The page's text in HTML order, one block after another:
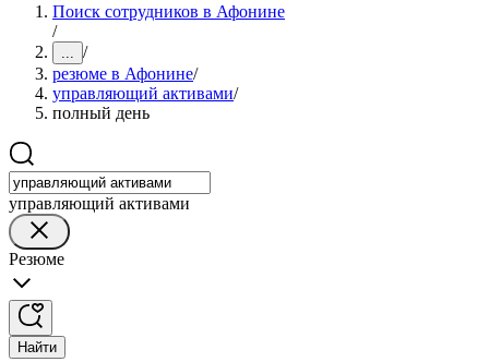
Поиск сотрудников в Афонине
/
... /
резюме в Афонине/
управляющий активами/
полный день
управляющий активами
Резюме
Найти